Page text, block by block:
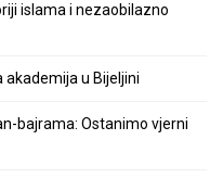
islama i nezaobilazno
akademija u Bijeljini
bajrama: Ostanimo vjerni